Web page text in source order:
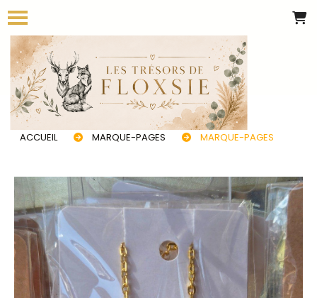
ACCUEIL MARQUE-PAGES MARQUE-PAGES